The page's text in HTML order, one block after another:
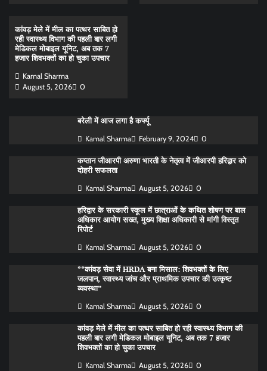
कांवड़ मेले में मील का पत्थर साबित हो
रही स्वास्थ्य विभाग की पहली बार लगी
मेडिकल मोबाइल यूनिट, अब तक 7
हजार शिवभक्तों का हो चुका उपचार
Kamal Sharma
August 5, 2026
0
बरेली में आज लगा है कर्फ्यू
Kamal Sharma February 9, 2024 0
कप्तान जीआरपी अरुणा भारती के नेतृत्व में जीआरपी हरिद्वार को
दोहरी सफलता
Kamal Sharma August 5, 2026 0
हरिद्वार के सरकारी स्कूल में छात्राओं के कथित शोषण पर बाल
अधिकार आयोग सख्त, मुख्य शिक्षा अधिकारी से मांगी विस्तृत
रिपोर्ट
Kamal Sharma August 5, 2026 0
**कांवड़ सेवा में HRDA बना मिसाल: शिवभक्तों के लिए
जलपान, स्वास्थ्य जांच और प्राथमिक उपचार की उत्कृष्ट
व्यवस्था”
Kamal Sharma August 5, 2026 0
कांवड़ मेले में मील का पत्थर साबित हो रही स्वास्थ्य विभाग की
पहली बार लगी मेडिकल मोबाइल यूनिट, अब तक 7 हजार
शिवभक्तों का हो चुका उपचार
Kamal Sharma August 5, 2026 0